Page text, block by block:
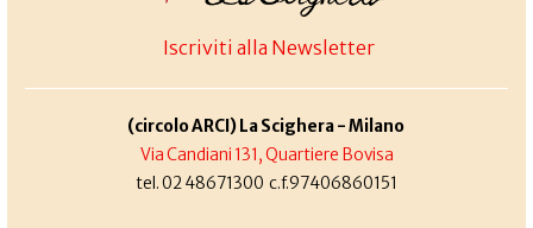
Iscriviti alla Newsletter
(circolo ARCI) La Scighera - Milano
Via Candiani 131, Quartiere Bovisa
tel. 02 48671300 c.f.97406860151